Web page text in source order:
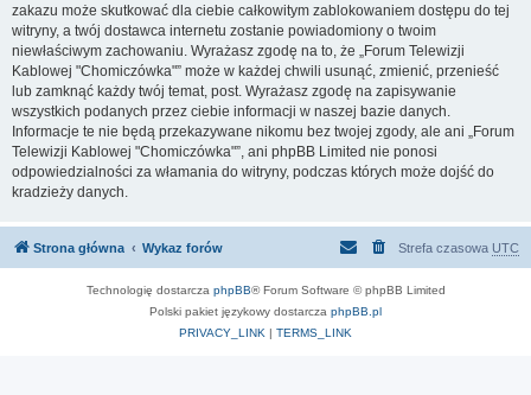
zakazu może skutkować dla ciebie całkowitym zablokowaniem dostępu do tej
witryny, a twój dostawca internetu zostanie powiadomiony o twoim
niewłaściwym zachowaniu. Wyrażasz zgodę na to, że „Forum Telewizji
Kablowej "Chomiczówka"” może w każdej chwili usunąć, zmienić, przenieść
lub zamknąć każdy twój temat, post. Wyrażasz zgodę na zapisywanie
wszystkich podanych przez ciebie informacji w naszej bazie danych.
Informacje te nie będą przekazywane nikomu bez twojej zgody, ale ani „Forum
Telewizji Kablowej "Chomiczówka"”, ani phpBB Limited nie ponosi
odpowiedzialności za włamania do witryny, podczas których może dojść do
kradzieży danych.
Strona główna Wykaz forów Strefa czasowa UTC
Technologię dostarcza phpBB® Forum Software © phpBB Limited
Polski pakiet językowy dostarcza phpBB.pl
PRIVACY_LINK | TERMS_LINK